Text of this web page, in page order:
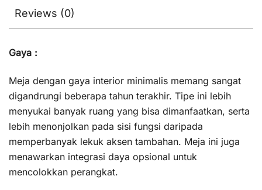
Reviews (0)
Gaya :
Meja dengan gaya interior minimalis memang sangat
digandrungi beberapa tahun terakhir. Tipe ini lebih
menyukai banyak ruang yang bisa dimanfaatkan, serta
lebih menonjolkan pada sisi fungsi daripada
memperbanyak lekuk aksen tambahan. Meja ini juga
menawarkan integrasi daya opsional untuk
mencolokkan perangkat.